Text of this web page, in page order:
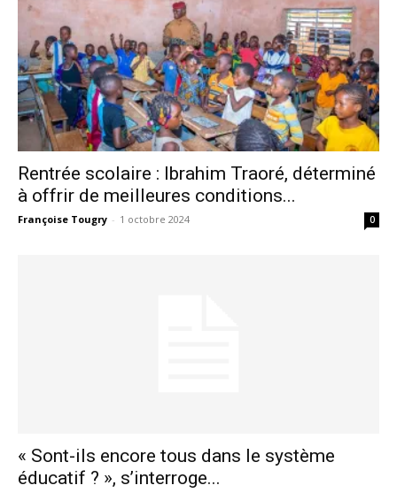
Rentrée scolaire : Ibrahim Traoré, déterminé
à offrir de meilleures conditions...
Françoise Tougry - 1 octobre 2024 0
« Sont-ils encore tous dans le système
éducatif ? », s’interroge...